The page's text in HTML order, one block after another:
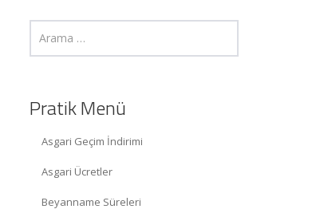
Pratik Menü
Asgari Geçim İndirimi
Asgari Ücretler
Beyanname Süreleri